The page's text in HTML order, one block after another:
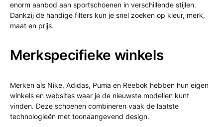
enorm aanbod aan sportschoenen in verschillende stijlen.
Dankzij de handige filters kun je snel zoeken op kleur, merk,
maat en prijs.
Merkspecifieke winkels
Merken als Nike, Adidas, Puma en Reebok hebben hun eigen
winkels en websites waar je de nieuwste modellen kunt
vinden. Deze schoenen combineren vaak de laatste
technologieën met toonaangevend design.